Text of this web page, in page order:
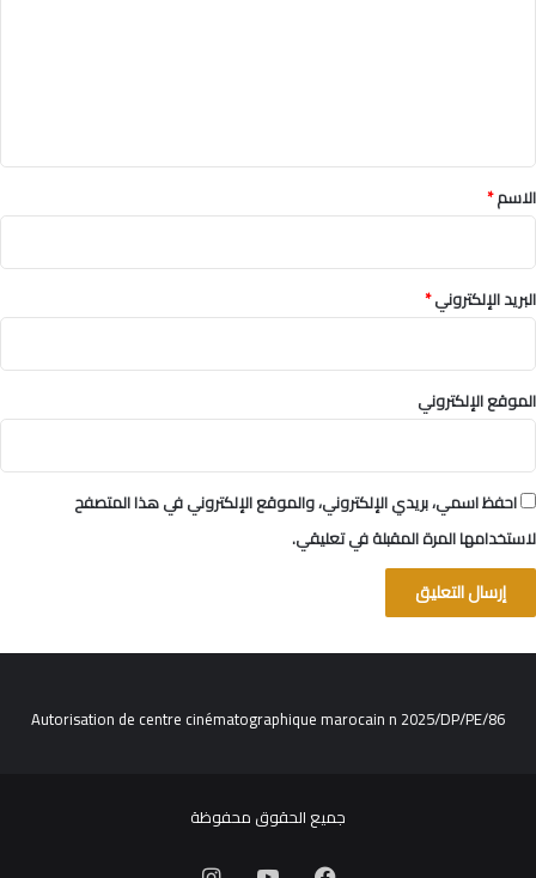
*
الاسم*
البريد الإلكتروني*
الموقع الإلكتروني
احفظ اسمي، بريدي الإلكتروني، والموقع الإلكتروني في هذا المتصفح
لاستخدامها المرة المقبلة في تعليقي.
Autorisation de centre cinématographique marocain n 2025/DP/PE/86
جميع الحقوق محفوظة